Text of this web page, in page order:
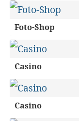
Foto-Shop
Casino
Casino